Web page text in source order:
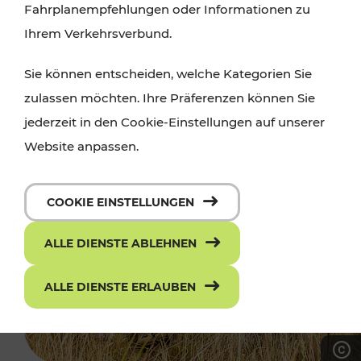
Fahrplanempfehlungen oder Informationen zu
Ihrem Verkehrsverbund.
Sie können entscheiden, welche Kategorien Sie
zulassen möchten. Ihre Präferenzen können Sie
jederzeit in den Cookie-Einstellungen auf unserer
Website anpassen.
COOKIE EINSTELLUNGEN
ALLE DIENSTE ABLEHNEN
ALLE DIENSTE ERLAUBEN